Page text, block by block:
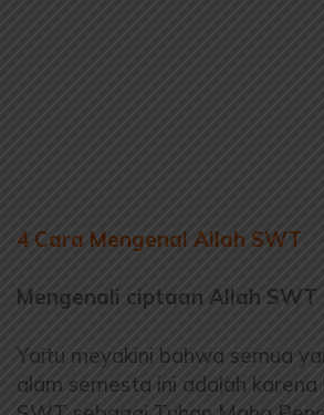
4 Cara Mengenal Allah SWT
Mengenali ciptaan Allah SWT
Yaitu meyakini bahwa semua
alam semesta ini adalah karena